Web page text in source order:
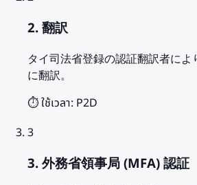
2. 翻訳
タイ司法省登録の認証翻訳者に
に翻訳。
⏱️ ใช้เวลา: P2D
3
3. 外務省領事局 (MFA) 認証